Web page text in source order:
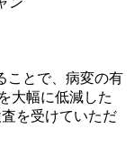
ことで、病変の有
大幅に低減した
を受けていただ